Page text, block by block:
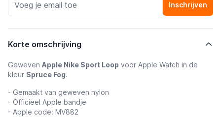
Inschrijven
Korte omschrijving
Geweven Apple Nike Sport Loop voor Apple Watch in de
kleur Spruce Fog.
- Gemaakt van geweven nylon
- Officieel Apple bandje
- Apple code: MV882